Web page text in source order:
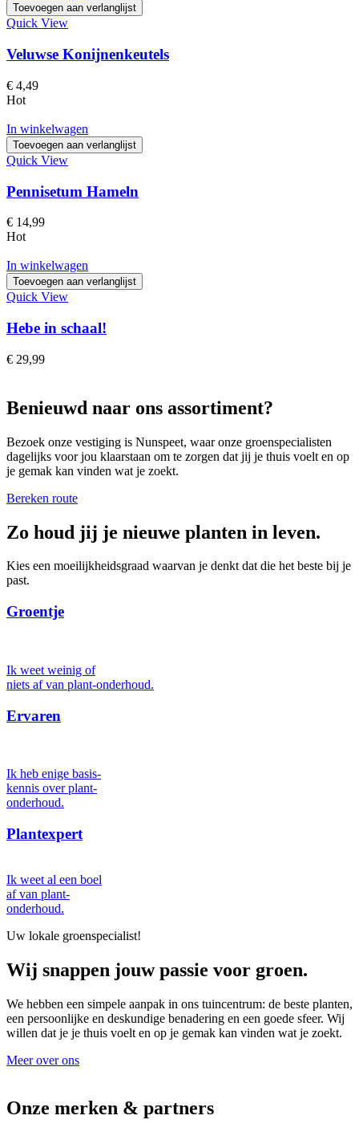
Toevoegen aan verlanglijst
Quick View
Veluwse Konijnenkeutels
€ 4,49
Hot
In winkelwagen
Toevoegen aan verlanglijst
Quick View
Pennisetum Hameln
€ 14,99
Hot
In winkelwagen
Toevoegen aan verlanglijst
Quick View
Hebe in schaal!
€ 29,99
Benieuwd naar ons assortiment?
Bezoek onze vestiging is Nunspeet, waar onze groenspecialisten
dagelijks voor jou klaarstaan om te zorgen dat jij je thuis voelt en op
je gemak kan vinden wat je zoekt.
Bereken route
Zo houd jij je nieuwe planten in leven.
Kies een moeilijkheidsgraad waarvan je denkt dat die het beste bij je
past.
Groentje
Ik weet weinig of
niets af van plant-onderhoud.
Ervaren
Ik heb enige basis-
kennis over plant-
onderhoud.
Plantexpert
Ik weet al een boel
af van plant-
onderhoud.
Uw lokale groenspecialist!
Wij snappen jouw passie voor groen.
We hebben een simpele aanpak in ons tuincentrum: de beste planten,
een persoonlijke en deskundige benadering en een goede sfeer. Wij
willen dat je je thuis voelt en op je gemak kan vinden wat je zoekt.
Meer over ons
Onze merken & partners